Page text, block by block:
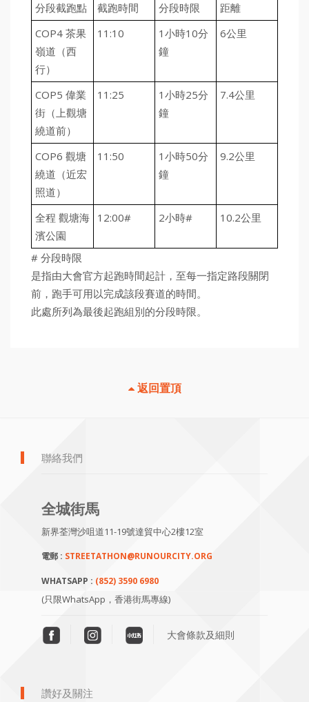
分段截跑點
截跑時間 分段時限
距離
COP4 茶果
嶺道（西
行）
11:10
1小時10分
鐘
6公里
COP5 偉業
街（上觀塘
繞道前）
11:25
1小時25分
鐘
7.4公里
COP6 觀塘
繞道（近宏
照道）
11:50
1小時50分
鐘
9.2公里
全程 觀塘海
濱公園
12:00# 2小時# 10.2公里
# 分段時限
是指由大會官方起跑時間起計，至每一指定路段關閉
前，跑手可用以完成該段賽道的時間。
此處所列為最後起跑組別的分段時限。
返回置頂
聯絡我們
全城街馬
新界荃灣沙咀道11-19號達貿中心2樓12室
電郵 : STREETATHON@RUNOURCITY.ORG
WHATSAPP : (852) 3590 6980
(只限WhatsApp，香港街馬專線)
大會條款及細則
讚好及關注